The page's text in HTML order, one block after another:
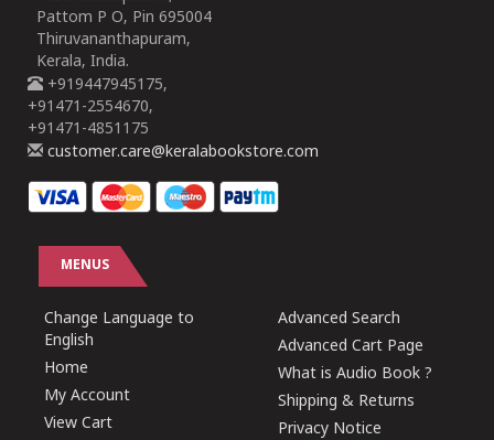
Pattom P O, Pin 695004
Thiruvananthapuram,
Kerala, India.
+919447945175,
+91471-2554670,
+91471-4851175
customer.care@keralabookstore.com
MENUS
Change Language to
English
Home
My Account
View Cart
Advanced Search
Advanced Cart Page
What is Audio Book ?
Shipping & Returns
Privacy Notice